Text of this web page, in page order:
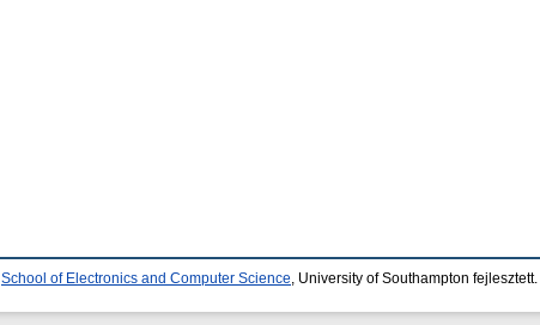
School of Electronics and Computer Science , University of Southampton fejlesztett.